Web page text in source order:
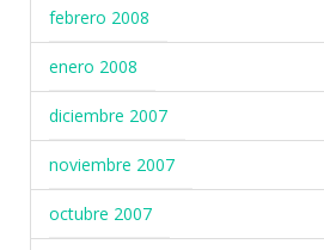
febrero 2008
enero 2008
diciembre 2007
noviembre 2007
octubre 2007